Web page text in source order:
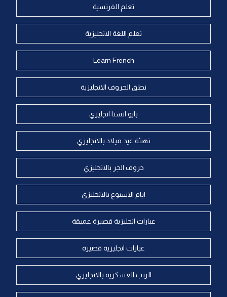
تعلم الفرنسية
تعلم اللغة الانجليزية
Learn French
نطق الحروف الانجليزية
بايو انستا انجليزي
تهنئة عيد ميلاد بالانجليزي
حروف الجر بالانجليزي
ايام الاسبوع بالانجليزي
عبارات انجليزية قصيرة عميقة
عبارات انجليزية قصيرة
الرتب العسكرية بالانجليزي